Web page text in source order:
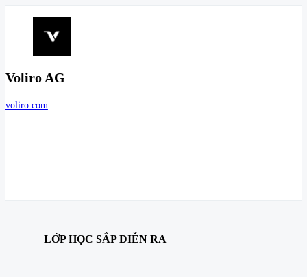
Voliro AG
voliro.com
LỚP HỌC SẮP DIỄN RA